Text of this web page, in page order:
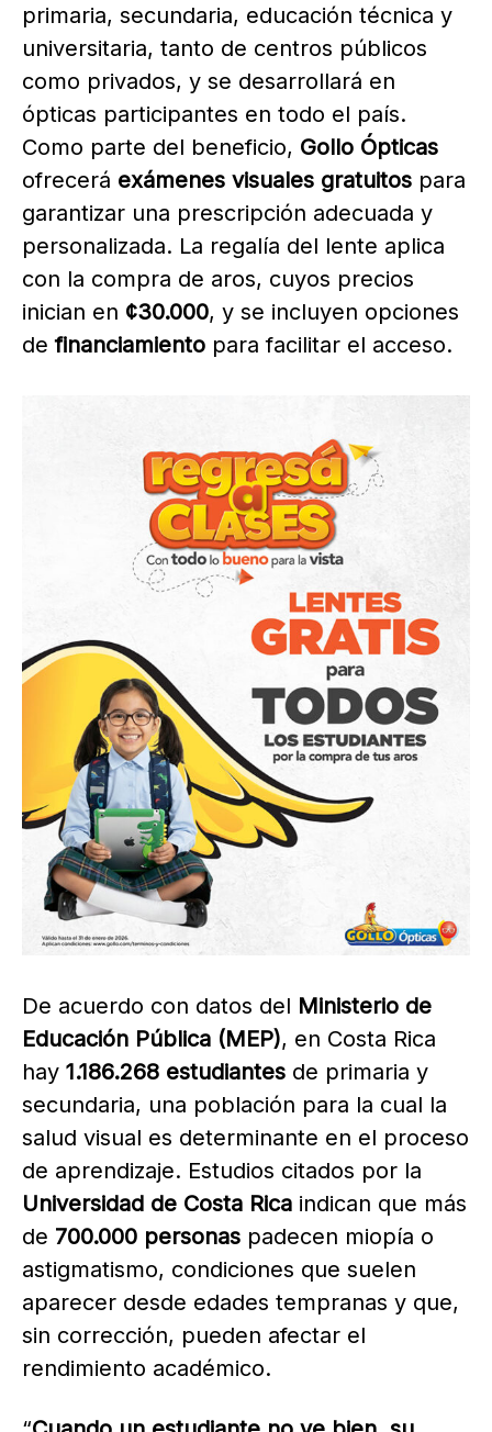
primaria, secundaria, educación técnica y
universitaria, tanto de centros públicos
como privados, y se desarrollará en
ópticas participantes en todo el país.
Como parte del beneficio, Gollo Ópticas
ofrecerá exámenes visuales gratuitos para
garantizar una prescripción adecuada y
personalizada. La regalía del lente aplica
con la compra de aros, cuyos precios
inician en ¢30.000, y se incluyen opciones
definanciamiento para facilitar el acceso.
De acuerdo con datos del Ministerio de
Educación Pública (MEP), en Costa Rica
hay 1.186.268 estudiantes de primaria y
secundaria, una población para la cual la
salud visual es determinante en el proceso
de aprendizaje. Estudios citados por la
Universidad de Costa Rica indican que más
de 700.000 personas padecen miopía o
astigmatismo, condiciones que suelen
aparecer desde edades tempranas y que,
sin corrección, pueden afectar el
rendimiento académico.